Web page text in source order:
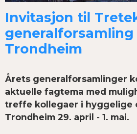
Invitasjon til
generalforsamling
Trondheim
Årets generalforsamlinger
aktuelle fagtema med
treffe kollegaer i hyggelige
Trondheim 29. april - 1. mai.